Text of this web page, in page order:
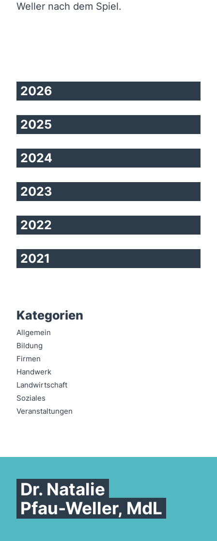
Weller nach dem Spiel.
2026
2025
2024
2023
2022
2021
Kategorien
Allgemein
Bildung
Firmen
Handwerk
Landwirtschaft
Soziales
Veranstaltungen
Dr. Natalie
Pfau-Weller, MdL